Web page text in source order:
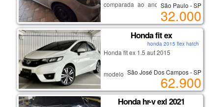
detalhes escurecidos;
- tecnologia: painel digital (active
info display), multimídia vw play e
modos de condução;
- segurança: acc (piloto automático
adaptativo) e frenagem autônoma
- estado de novo: único dono e com
todas revisões na concessionária.
venha aproveitar a oportunidade de
comparada ao ano de fabricação.
sem dívidas, ipva pago, possui
seguro.
São Paulo - SP
32.000
Honda fit ex
honda 2015 flex hatch
Honda fit ex 1.5 aut 2015
modelo novo
veículo revisado
cautelar aprovado
São José Dos Campos - SP
62.900
Honda hr-v exl 2021